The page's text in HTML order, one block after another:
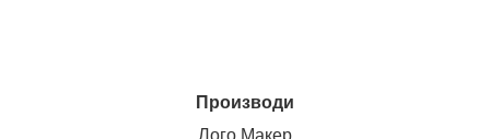
Производи
Лого Макер